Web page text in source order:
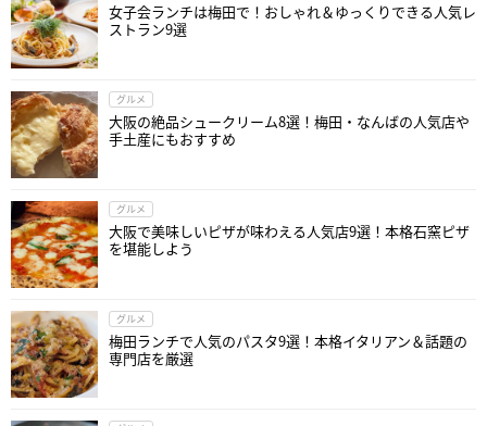
女子会ランチは梅田で！おしゃれ＆ゆっくりできる人気レ
ストラン9選
グルメ
大阪の絶品シュークリーム8選！梅田・なんばの人気店や
手土産にもおすすめ
グルメ
大阪で美味しいピザが味わえる人気店9選！本格石窯ピザ
を堪能しよう
グルメ
梅田ランチで人気のパスタ9選！本格イタリアン＆話題の
専門店を厳選